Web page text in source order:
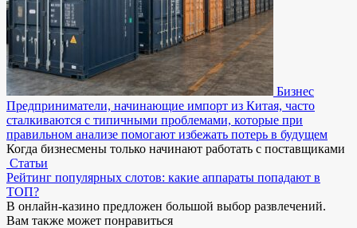
Бизнес
Предприниматели, начинающие импорт из Китая, часто
сталкиваются с типичными проблемами, которые при
правильном анализе помогают избежать потерь в будущем
Когда бизнесмены только начинают работать с поставщиками
Статьи
Рейтинг популярных слотов: какие аппараты попадают в
ТОП?
В онлайн-казино предложен большой выбор развлечений.
Вам также может понравиться